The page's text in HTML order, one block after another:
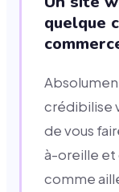
quelque
crédibilise
de vous
à-oreille et
comme